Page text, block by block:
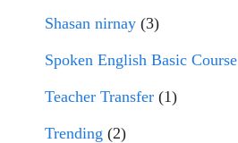
Shasan nirnay (3)
Spoken English Basic Course
Teacher Transfer (1)
Trending (2)